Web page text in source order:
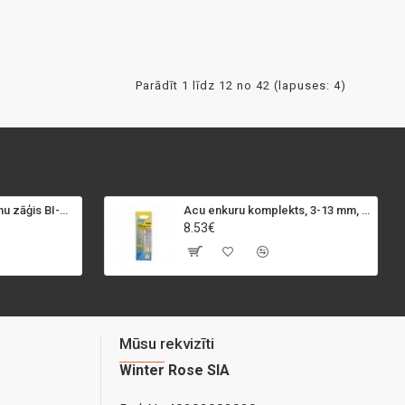
Parādīt 1 līdz 12 no 42 (lapuses: 4)
SPECIALIST+ caurumu zāģis BI-METAL, 98 mm Acu enkuru komplekts, 3-13 mm, Rapid, 12 gab.
8.53€
Mūsu rekvizīti
Winter Rose SIA